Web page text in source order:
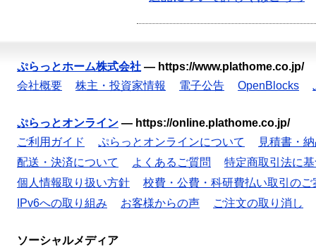
ぷらっとホーム株式会社 — https://www.plathome.co.jp/
会社概要
株主・投資家情報 電子公告 OpenBlocks
ぷらっとオンライン — https://online.plathome.co.jp/
ご利用ガイド
ぷらっとオンラインについて
見積書・
配送・決済について
よくあるご質問
特定商取引法に
個人情報取り扱い方針
校費・公費・科研費払い取引のご
IPv6への取り組み
お客様からの声 ご注文の取り消し
ソーシャルメディア